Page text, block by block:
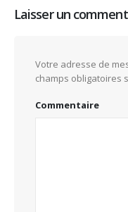
Laisser un
Votre adresse de
champs obligatoires
Commentaire